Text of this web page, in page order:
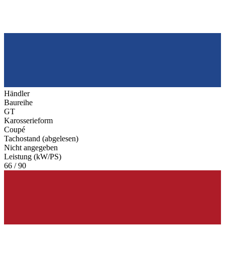
Händler
Baureihe
GT
Karosserieform
Coupé
Tachostand (abgelesen)
Nicht angegeben
Leistung (kW/PS)
66 / 90